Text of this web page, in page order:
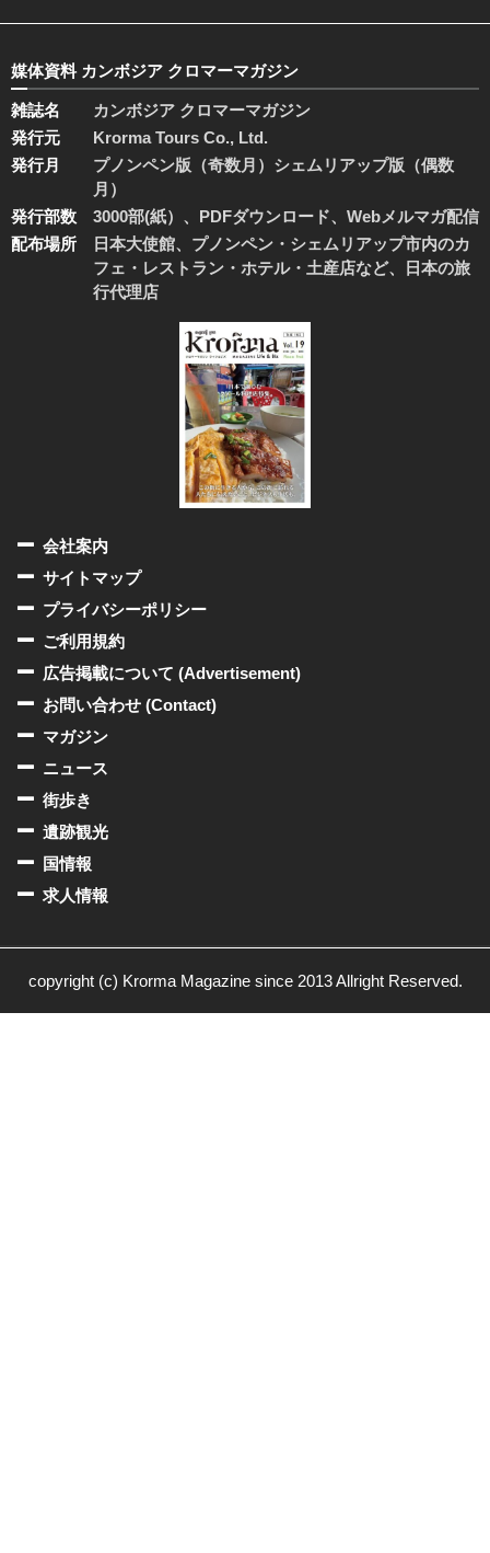
媒体資料 カンボジア クロマーマガジン
雑誌名
カンボジア クロマーマガジン
発行元
Krorma Tours Co., Ltd.
発行月
プノンペン版（奇数月）シェムリアップ版（偶数
月）
発行部数
3000部(紙）、PDFダウンロード、Webメルマガ配信
配布場所
日本大使館、プノンペン・シェムリアップ市内のカ
フェ・レストラン・ホテル・土産店など、日本の旅
行代理店
会社案内
サイトマップ
プライバシーポリシー
ご利用規約
広告掲載について (Advertisement)
お問い合わせ (Contact)
マガジン
ニュース
街歩き
遺跡観光
国情報
求人情報
copyright (c) Krorma Magazine since 2013 Allright Reserved.